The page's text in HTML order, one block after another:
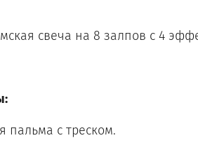
свеча на 8 залпов с 4
пальма с треском.